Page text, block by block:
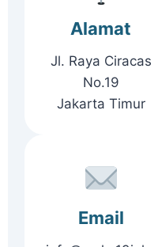
Alamat
Jl. Raya Ciracas
No.19
Jakarta Timur
Email